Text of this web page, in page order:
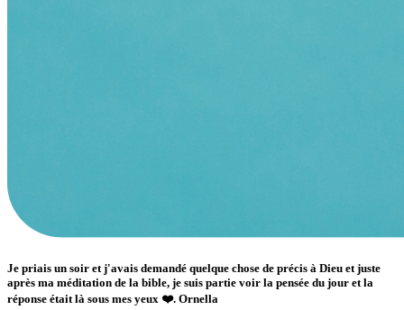
Je priais un soir et j'avais demandé quelque chose de précis à Dieu et juste
après ma méditation de la bible, je suis partie voir la pensée du jour et la
réponse était là sous mes yeux ❤️. Ornella